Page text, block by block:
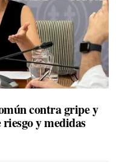
contra gripe y
y medidas